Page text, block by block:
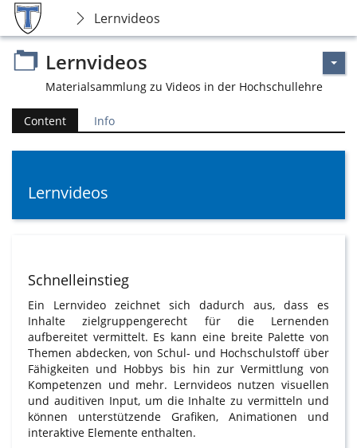
Lernvideos
Lernvideos
Materialsammlung zu Videos in der Hochschullehre
Content Info
Lernvideos
Schnelleinstieg
Ein Lernvideo zeichnet sich dadurch aus, dass es
Inhalte zielgruppengerecht für die Lernenden
aufbereitet vermittelt. Es kann eine breite Palette von
Themen abdecken, von Schul- und Hochschulstoff über
Fähigkeiten und Hobbys bis hin zur Vermittlung von
Kompetenzen und mehr. Lernvideos nutzen visuellen
und auditiven Input, um die Inhalte zu vermitteln und
können unterstützende Grafiken, Animationen und
interaktive Elemente enthalten.